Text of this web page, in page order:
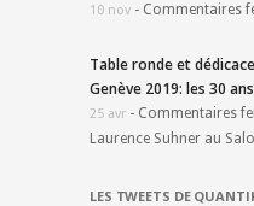
10 nov - Commentaires
Table ronde et
Genève 2019: les 30
25 avr - Commentaires
Laurence Suhner au
LES TWEETS DE